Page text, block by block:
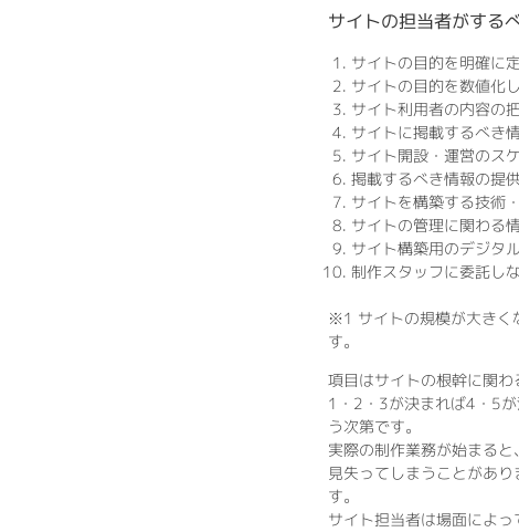
サイトの担当者がする
サイトの目的を明確に定
サイトの目的を数値化
サイト利用者の内容の把
サイトに掲載するべき
サイト開設・運営のス
掲載するべき情報の提
サイトを構築する技術
サイトの管理に関わる
サイト構築用のデジタ
制作スタッフに委託し
※1 サイトの規模が大きく
す。
項目はサイトの根幹に関わ
1・2・3が決まれば4・5
う次第です。
実際の制作業務が始まる
見失ってしまうことがあ
す。
サイト担当者は場面によ